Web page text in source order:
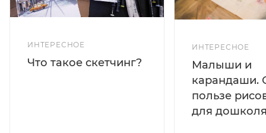
ИНТЕРЕСНОЕ
Что такое скетчинг?
ИНТЕРЕСНОЕ
Малыши и
карандаши.
пользе
для